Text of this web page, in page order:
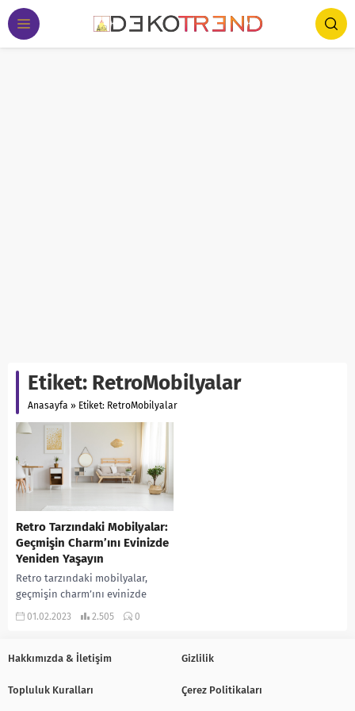
Etiket: RetroMobilyalar
Anasayfa » Etiket: RetroMobilyalar
Retro Tarzındaki Mobilyalar:
Geçmişin Charm’ını Evinizde
Yeniden Yaşayın
Retro tarzındaki mobilyalar,
geçmişin charm’ını evinizde
yeniden yaşamanıza olanak tanır.
nostalgia hissini evinizde...
01.02.2023 2.505 0
Hakkımızda & İletişim Gizlilik
Topluluk Kuralları Çerez Politikaları